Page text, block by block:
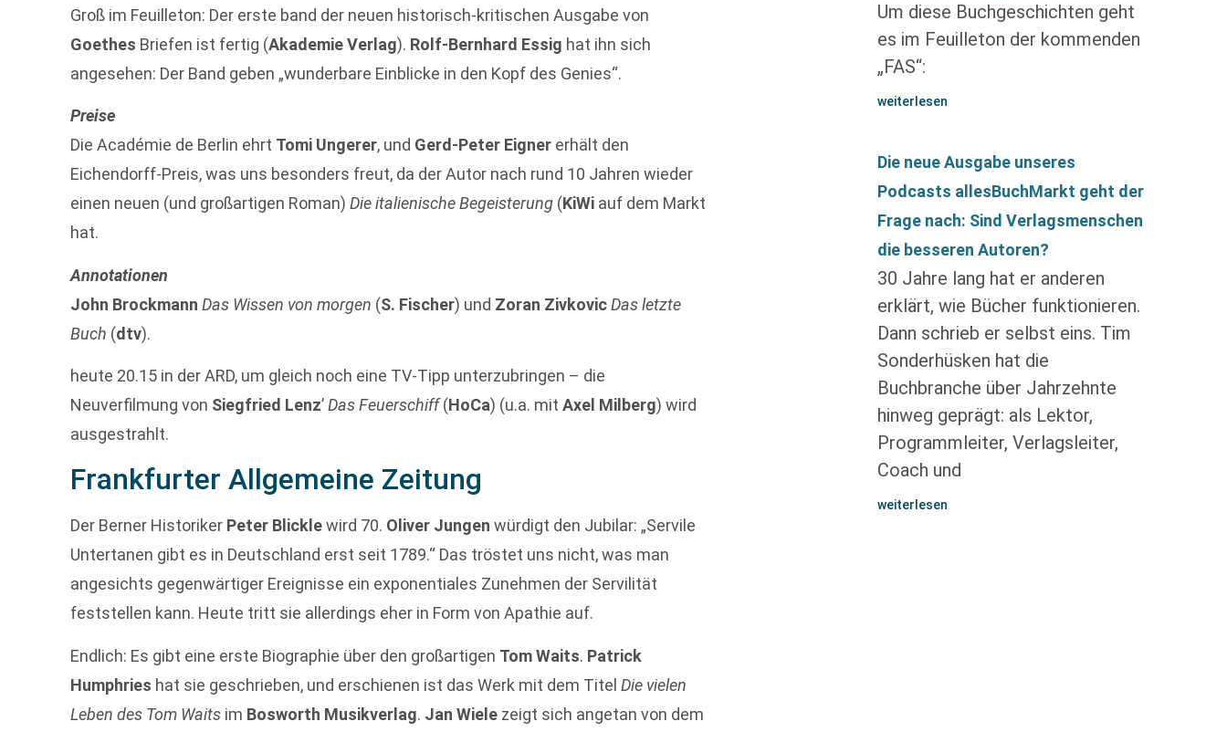
Groß im Feuilleton: Der erste band der neuen historisch-kritischen Ausgabe von
Goethes Briefen ist fertig (Akademie Verlag). Rolf-Bernhard Essig hat ihn sich
angesehen: Der Band geben „wunderbare Einblicke in den Kopf des Genies“.
Preise
Die Académie de Berlin ehrt Tomi Ungerer, und Gerd-Peter Eigner erhält den
Eichendorff-Preis, was uns besonders freut, da der Autor nach rund 10 Jahren wieder
einen neuen (und großartigen Roman)Die italienische Begeisterung (KiWi auf dem Markt
hat.
Annotationen
John Brockmann Das Wissen von morgen (S. Fischer) und Zoran Zivkovic Das letzte
Buch (dtv).
heute 20.15 in der ARD, um gleich noch eine TV-Tipp unterzubringen – die
Neuverfilmung von Siegfried Lenz’Das Feuerschiff(HoCa) (u.a. mitAxel Milberg) wird
ausgestrahlt.
Frankfurter Allgemeine Zeitung
Der Berner Historiker Peter Blicklewird 70. Oliver Jungen würdigt den Jubilar: „Servile
Untertanen gibt es in Deutschland erst seit 1789.“ Das tröstet uns nicht, was man
angesichts gegenwärtiger Ereignisse ein exponentiales Zunehmen der Servilität
feststellen kann. Heute tritt sie allerdings eher in Form von Apathie auf.
Endlich: Es gibt eine erste Biographie über den großartigen Tom Waits. Patrick
Humphries hat sie geschrieben, und erschienen ist das Werk mit dem TitelDie vielen
Leben des Tom Waits im Bosworth Musikverlag. Jan Wiele zeigt sich angetan von dem
Um diese Buchgeschichten geht
es im Feuilleton der kommenden
„FAS“:
weiterlesen
Die neue Ausgabe unseres
Podcasts allesBuchMarkt geht der
Frage nach: Sind Verlagsmenschen
die besseren Autoren?
30 Jahre lang hat er anderen
erklärt, wie Bücher funktionieren.
Dann schrieb er selbst eins. Tim
Sonderhüsken hat die
Buchbranche über Jahrzehnte
hinweg geprägt: als Lektor,
Programmleiter, Verlagsleiter,
Coach und
weiterlesen